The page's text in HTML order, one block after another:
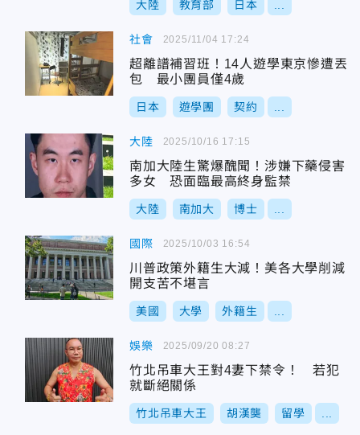
大陸 教育部 日本
社會
超離譜補習班！14人遊學東京慘遭丟
包 最小團員僅4歲
日本 遊學團 契約
2025/11/04 17:24
大陸
南加大陸生驚爆醜聞！涉嫌下藥侵害
多女 恐面臨最高終身監禁
大陸 南加大 博士
2025/10/16 17:15
國際
川普政策外籍生大減！美各大學削減
開支苦不堪言
美國 大學 外籍生
2025/10/03 16:54
娛樂
竹北吊車大王對4妻下禁令！ 若犯
就斷絕關係
竹北吊車大王 胡漢龑 留學
2025/09/20 08:27